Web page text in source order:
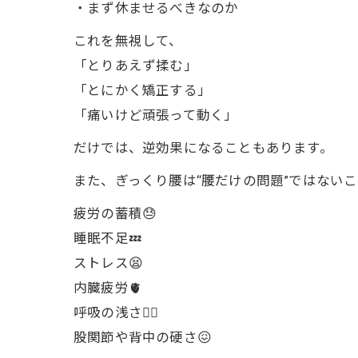
・まず休ませるべきなのか
これを無視して、
「とりあえず揉む」
「とにかく矯正する」
「痛いけど頑張って動く」
だけでは、逆効果になることもあります。
また、ぎっくり腰は“腰だけの問題”ではないこ
疲労の蓄積😓
睡眠不足💤
ストレス😫
内臓疲労🫀
呼吸の浅さ😮‍💨
股関節や背中の硬さ😖